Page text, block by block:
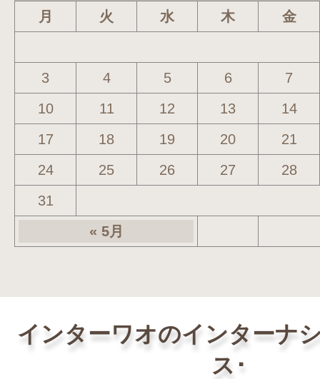
月 火 水 木 金
« 5月
3 4 5 6
7
10
11 12 13
14
17
18 19 20
21
24
25 26 27
28
31
インターワオのインターナ
ス･